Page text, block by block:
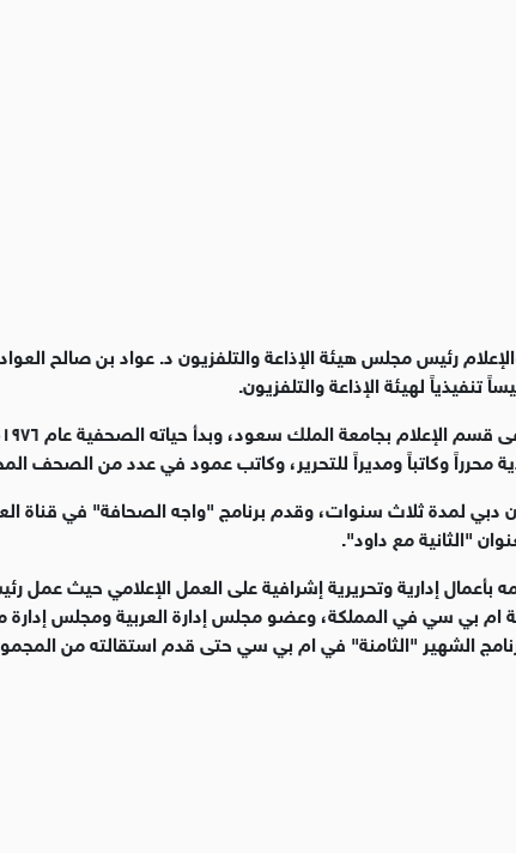
رئيس مجلس هيئة الإذاعة والتلفزيون د. عواد بن صالح
تنفيذياً لهيئة الإذاعة والتلفزيون.
محرراً وكاتباً ومديراً للتحرير، وكاتب عمود في عدد من الصحف
دبي لمدة ثلاث سنوات، وقدم برنامج "واجه الصحافة" في قناة
"الثانية مع داود".
إدارية وتحريرية إشرافية على العمل الإعلامي حيث عمل
ام بي سي في المملكة، وعضو مجلس إدارة العربية ومجلس
الشهير "الثامنة" في ام بي سي حتى قدم استقالته من